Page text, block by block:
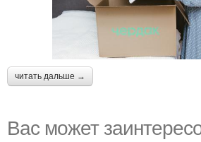
читать дальше →
Вас может